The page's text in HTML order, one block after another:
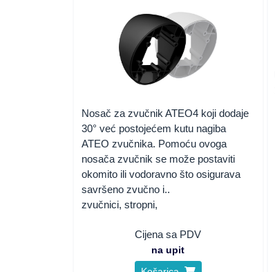
Nosač za zvučnik ATEO4 koji dodaje
30° već postojećem kutu nagiba
ATEO zvučnika. Pomoću ovoga
nosača zvučnik se može postaviti
okomito ili vodoravno što osigurava
savršeno zvučno i..
zvučnici, stropni,
Cijena sa PDV
na upit